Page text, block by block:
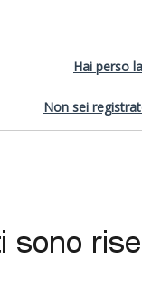
Hai perso
Non sei